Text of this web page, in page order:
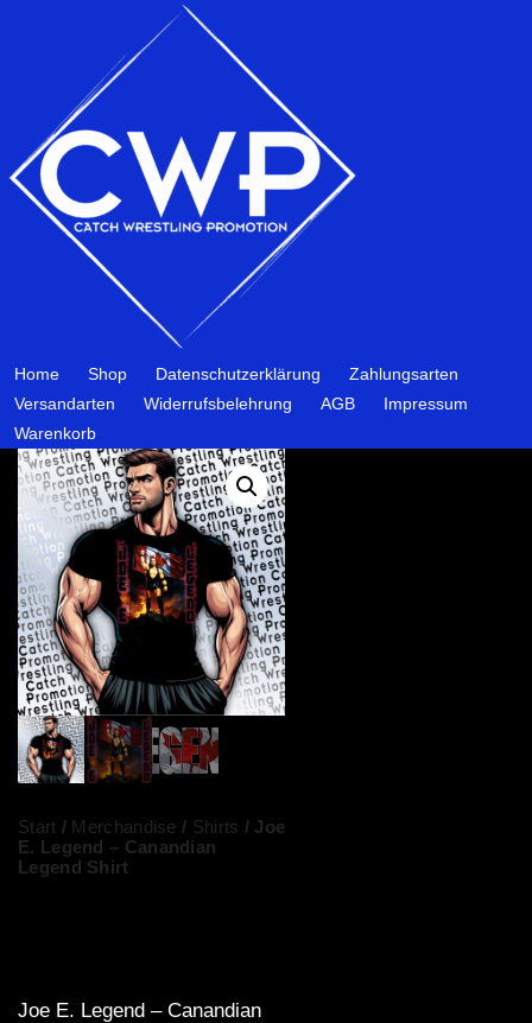
Home Shop Datenschutzerklärung
Zahlungsarten
Versandarten
Widerrufsbelehrung AGB
Impressum
Warenkorb
Start / Merchandise / Shirts / Joe
E. Legend – Canandian
Legend Shirt
Joe E. Legend – Canandian